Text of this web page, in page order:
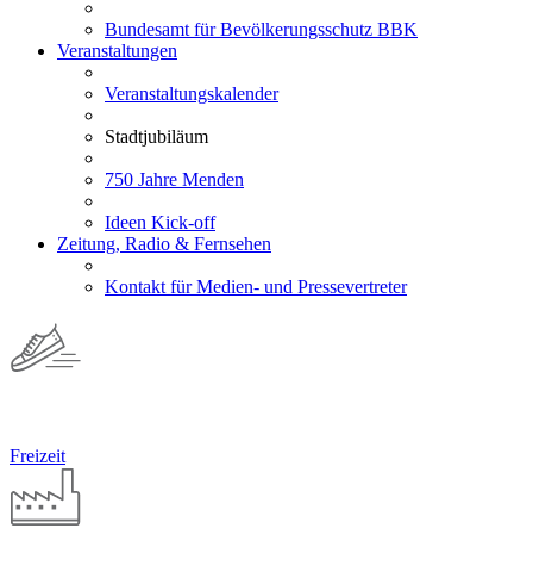
Bundesamt für Bevölkerungsschutz BBK
Veranstaltungen
Veranstaltungskalender
Stadtjubiläum
750 Jahre Menden
Ideen Kick-off
Zeitung, Radio & Fernsehen
Kontakt für Medien- und Pressevertreter
Freizeit